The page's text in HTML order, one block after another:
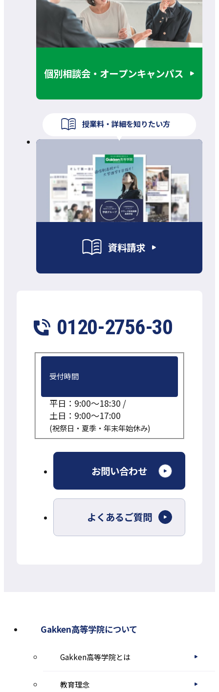
個別相談会・オープンキャンパス
授業料・詳細を知りたい方
資料請求
0120-2756-30
受付時間
平日：9:00～18:30 /
土日：9:00～17:00
(祝祭日・夏季・年末年始休み)
外
部
イ
ト
ン
ウ
お問い合わせ
よくあるご質問
Gakken高等学院について
Gakken高等学院とは
教育理念